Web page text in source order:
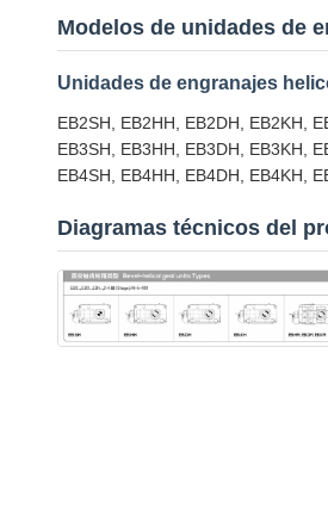
Modelos de unidades de
Unidades de engranajes
EB2SH, EB2HH, EB2DH, EB2KH,
EB3SH, EB3HH, EB3DH, EB3KH,
EB4SH, EB4HH, EB4DH, EB4KH,
Diagramas técnicos del